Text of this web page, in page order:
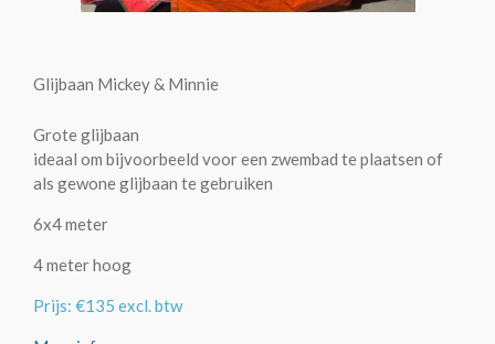
Glijbaan Mickey & Minnie
Grote glijbaan
ideaal om bijvoorbeeld voor een zwembad te plaatsen of
als gewone glijbaan te gebruiken
6x4 meter
4 meter hoog
Prijs: €135 excl. btw